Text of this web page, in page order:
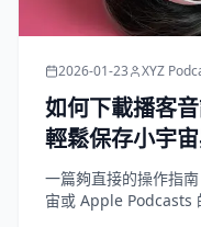
2026-01-23 XYZ
如何下載播客
輕鬆保存小宇
一篇夠直接的操作指
宙或 Apple Podcasts